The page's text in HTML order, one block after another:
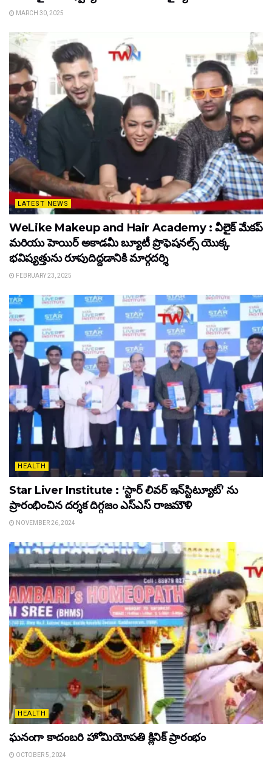
MARCH 30, 2025
LATEST NEWS
WeLike Makeup and Hair Academy : వీలైక్ మేకప్
మరియు హెయిర్ అకాడమీ బ్యూటీ ప్రొఫెషనల్స్ యొక్క
భవిష్యత్తును రూపుదిద్దడానికి మార్గదర్శి
FEBRUARY 23, 2025
HEALTH
Star Liver Institute : ‘స్టార్ లివర్ ఇన్‌స్టిట్యూట్’ ను
ప్రారంభించిన ద‌ర్శ‌క దిగ్గ‌జం ఎస్ఎస్ రాజ‌మౌళి
NOVEMBER 26, 2024
HEALTH
ఘ‌నంగా కాదంబ‌రి హోమియోపతి క్లినిక్ ప్రారంభం
OCTOBER 5, 2024